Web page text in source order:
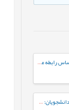
پیش‌بینی شایستگی اجتماعی دانش‌آموزان بر اساس رابطه معلم-دانش‌آموز و احساس تعلق به مدرسه: نقش واسطه‌ای تنظیم رفتاری هیجان
سبک‌های دلبستگی و پریشانی روان‌شناختی در دانشجویان: نقش واسطه‌ای تنظیم هیجان بین فردی